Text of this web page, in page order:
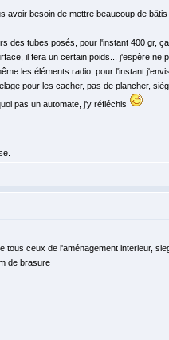
avoir besoin de mettre beaucoup de
des tubes posés, pour l'instant 400 gr,
il fera un certain poids... j'espère ne
les éléments radio, pour l'instant
pour les cacher, pas de plancher,
pas un automate, j'y réfléchis
ceux de l'aménagement interieur,
de brasure